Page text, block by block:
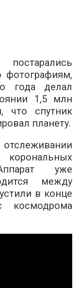
фотографиям,
года делал
1,5 млн
что спутник
планету.
отслеживании
уже
между
в конце